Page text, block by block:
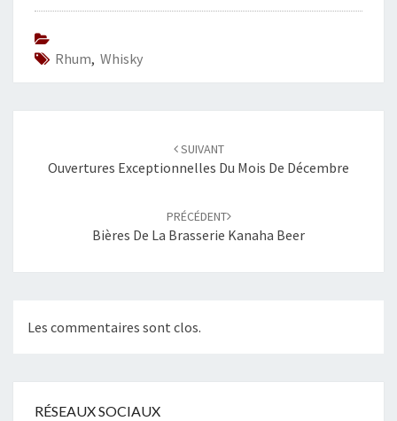
Rhum, Whisky
d'article
SUIVANT
Ouvertures Exceptionnelles Du Mois De Décembre
PRÉCÉDENT
Bières De La Brasserie Kanaha Beer
Les commentaires sont clos.
RÉSEAUX SOCIAUX